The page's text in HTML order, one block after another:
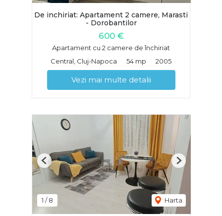
De inchiriat: Apartament 2 camere, Marasti
- Dorobantilor
600 €
Apartament cu 2 camere de închiriat
Central, Cluj-Napoca
54 mp 2005
Vezi mai multe detalii
1 /8 Harta
Previous Next